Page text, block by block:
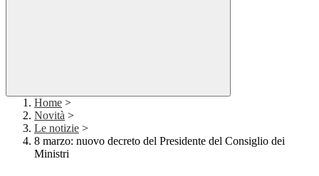
Home >
Novità >
Le notizie >
8 marzo: nuovo decreto del Presidente del Consiglio dei
Ministri